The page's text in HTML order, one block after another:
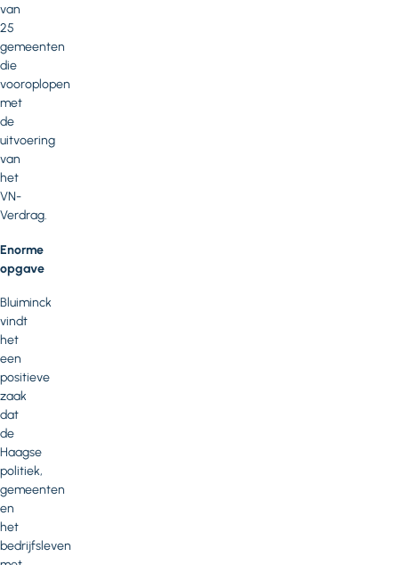
van
25
gemeenten
die
vooroplopen
met
de
uitvoering
van
het
VN-
Verdrag.
Enorme
opgave
Bluiminck
vindt
het
een
positieve
zaak
dat
de
Haagse
politiek,
gemeenten
en
het
bedrijfsleven